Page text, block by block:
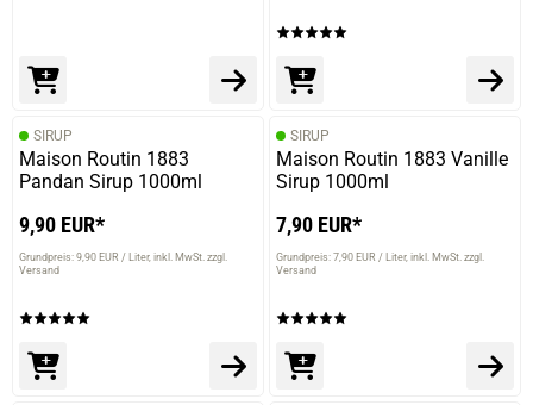
SIRUP
Maison Routin 1883
Pandan Sirup 1000ml
9,90 EUR*
Grundpreis: 9,90 EUR / Liter inkl. MwSt. zzgl.
Versand
SIRUP
Maison Routin 1883 Vanille
Sirup 1000ml
7,90 EUR*
Grundpreis: 7,90 EUR / Liter inkl. MwSt. zzgl.
Versand